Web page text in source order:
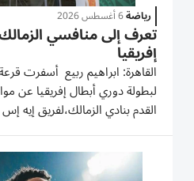
رياضة6 أغسطس 2026
تعرف إلى منافسي
إفريقيا
القاهرة: ابراهيم ربيع أسفرت
لبطولة دوري أبطال إفريقيا عن
القدم بنادي الزمالك،لفريق
ويلتقي الفائز من مباراة الزمالك
من مواجهة إيغلز بطل الكونغو
الوطني...